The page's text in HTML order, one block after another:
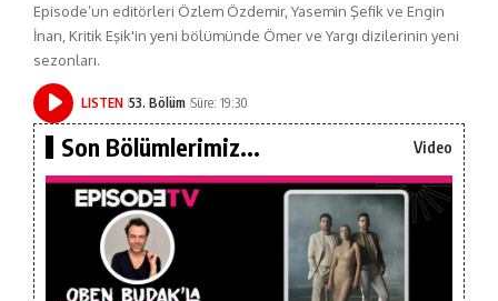
Episode’un editörleri Özlem Özdemir, Yasemin Şefik ve Engin
İnan, Kritik Eşik'in yeni bölümünde Ömer ve Yargı dizilerinin yeni
sezonları.
LISTEN 53. Bölüm Süre: 19:30
Son Bölümlerimiz... Video